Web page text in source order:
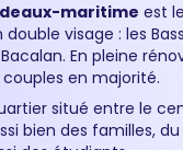
maritime est
double visage : les
En pleine
en majorité.
situé entre le
bien des familles,